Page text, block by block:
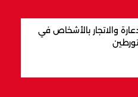
والاتجار بالأشخاص في